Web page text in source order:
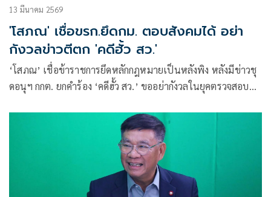
13 มีนาคม 2569
'โสภณ' เชื่อขรก.ยึดกม. ตอบสังคมได้ อย่า
กังวลข่าวตีตก 'คดีฮั้ว สว.'
‘โสภณ’ เชื่อข้าราชการยึดหลักกฎหมายเป็นหลังพิง หลังมีข่าวชุ
ดอนุฯ กกต. ยกคำร้อง ‘คดีฮั้ว สว.’ ขออย่ากังวลในยุคตรวจสอบ